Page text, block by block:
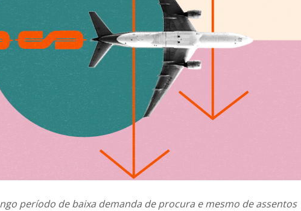
período de baixa demanda de procura e mesmo de assentos